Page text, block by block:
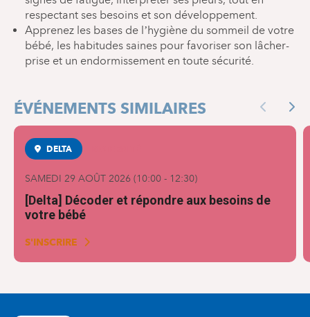
respectant ses besoins et son développement.
Apprenez les bases de l’hygiène du sommeil de votre
bébé, les habitudes saines pour favoriser son lâcher-
prise et un endormissement en toute sécurité.
ÉVÉNEMENTS SIMILAIRES Previous
DELTA
SAMEDI 29 AOÛT 2026 (10:00 - 12:30)
[Delta] Décoder et répondre aux besoins de
votre bébé
S'INSCRIRE